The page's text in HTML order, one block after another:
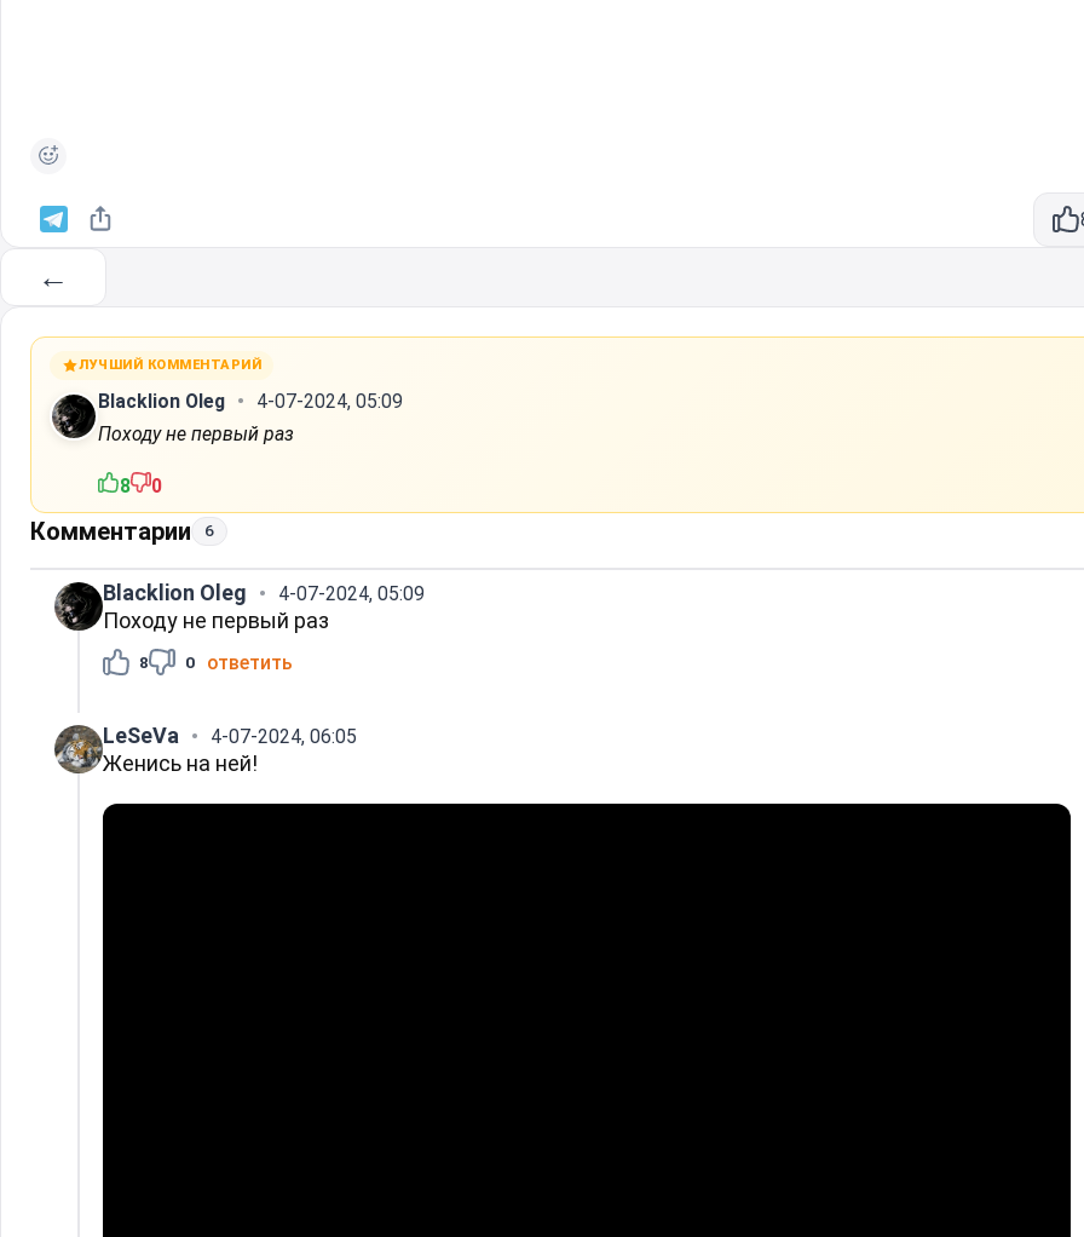
←
ЛУЧШИЙ КОММЕНТАРИЙ
Blacklion Oleg
4-07-2024, 05:09
Походу не первый раз
8 0
Комментарии 6
Blacklion Oleg 4-07-2024, 05:09
Походу не первый раз
8 0 ответить
LeSeVa 4-07-2024, 06:05
Женись на ней!